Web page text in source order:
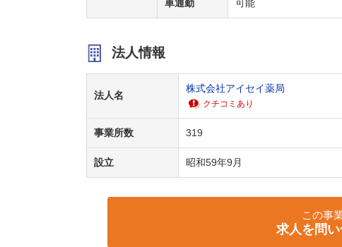
車通勤 可能
法人情報
法人名
株式会社アイセイ薬局
クチコミあり
事業所数 319
設立 昭和59年9月
この事
求人を問